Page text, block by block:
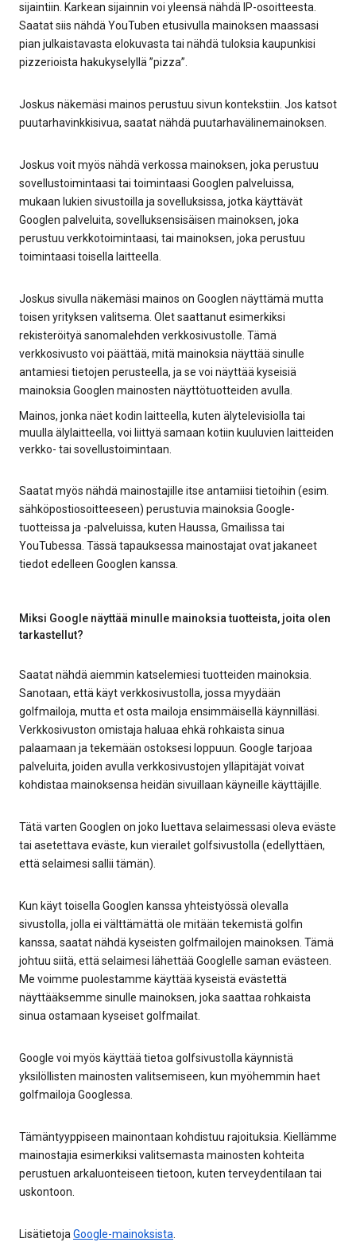
sijaintiin. Karkean sijainnin voi yleensä nähdä IP-osoitteesta.
Saatat siis nähdä YouTuben etusivulla mainoksen maassasi
pian julkaistavasta elokuvasta tai nähdä tuloksia kaupunkisi
pizzerioista hakukyselyllä ”pizza”.
Joskus näkemäsi mainos perustuu sivun kontekstiin. Jos katsot
puutarhavinkkisivua, saatat nähdä puutarhavälinemainoksen.
Joskus voit myös nähdä verkossa mainoksen, joka perustuu
sovellustoimintaasi tai toimintaasi Googlen palveluissa,
mukaan lukien sivustoilla ja sovelluksissa, jotka käyttävät
Googlen palveluita, sovelluksensisäisen mainoksen, joka
perustuu verkkotoimintaasi, tai mainoksen, joka perustuu
toimintaasi toisella laitteella.
Joskus sivulla näkemäsi mainos on Googlen näyttämä mutta
toisen yrityksen valitsema. Olet saattanut esimerkiksi
rekisteröityä sanomalehden verkkosivustolle. Tämä
verkkosivusto voi päättää, mitä mainoksia näyttää sinulle
antamiesi tietojen perusteella, ja se voi näyttää kyseisiä
mainoksia Googlen mainosten näyttötuotteiden avulla.
Mainos, jonka näet kodin laitteella, kuten älytelevisiolla tai
muulla älylaitteella, voi liittyä samaan kotiin kuuluvien laitteiden
verkko- tai sovellustoimintaan.
Saatat myös nähdä mainostajille itse antamiisi tietoihin (esim.
sähköpostiosoitteeseen) perustuvia mainoksia Google-
tuotteissa ja -palveluissa, kuten Haussa, Gmailissa tai
YouTubessa. Tässä tapauksessa mainostajat ovat jakaneet
tiedot edelleen Googlen kanssa.
Miksi Google näyttää minulle mainoksia tuotteista, joita olen
tarkastellut?
Saatat nähdä aiemmin katselemiesi tuotteiden mainoksia.
Sanotaan, että käyt verkkosivustolla, jossa myydään
golfmailoja, mutta et osta mailoja ensimmäisellä käynnilläsi.
Verkkosivuston omistaja haluaa ehkä rohkaista sinua
palaamaan ja tekemään ostoksesi loppuun. Google tarjoaa
palveluita, joiden avulla verkkosivustojen ylläpitäjät voivat
kohdistaa mainoksensa heidän sivuillaan käyneille käyttäjille.
Tätä varten Googlen on joko luettava selaimessasi oleva eväste
tai asetettava eväste, kun vierailet golfsivustolla (edellyttäen,
että selaimesi sallii tämän).
Kun käyt toisella Googlen kanssa yhteistyössä olevalla
sivustolla, jolla ei välttämättä ole mitään tekemistä golfin
kanssa, saatat nähdä kyseisten golfmailojen mainoksen. Tämä
johtuu siitä, että selaimesi lähettää Googlelle saman evästeen.
Me voimme puolestamme käyttää kyseistä evästettä
näyttääksemme sinulle mainoksen, joka saattaa rohkaista
sinua ostamaan kyseiset golfmailat.
Google voi myös käyttää tietoa golfsivustolla käynnistä
yksilöllisten mainosten valitsemiseen, kun myöhemmin haet
golfmailoja Googlessa.
Tämäntyyppiseen mainontaan kohdistuu rajoituksia. Kiellämme
mainostajia esimerkiksi valitsemasta mainosten kohteita
perustuen arkaluonteiseen tietoon, kuten terveydentilaan tai
uskontoon.
LisätietojaGoogle-mainoksista.